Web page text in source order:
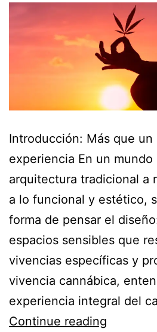
Introducción: Más que un
experiencia En un mundo
arquitectura tradicional a
a lo funcional y estético,
forma de pensar el
espacios sensibles que
vivencias específicas y
vivencia cannábica,
experiencia integral del
Continue reading